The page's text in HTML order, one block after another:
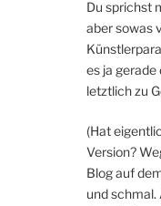
Du sprichst
aber sowas
es ja gerade
letztlich zu
(Hat
Version?
Blog auf
und schmal.